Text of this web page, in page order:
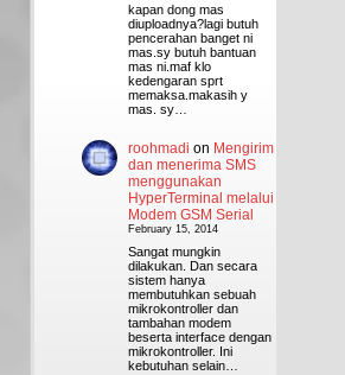
kapan dong mas
diuploadnya?lagi butuh
pencerahan banget ni
mas.sy butuh bantuan
mas ni.maf klo
kedengaran sprt
memaksa.makasih y
mas. sy…
roohmadi on Mengirim
dan menerima SMS
menggunakan
HyperTerminal melalui
Modem GSM Serial
February 15, 2014
Sangat mungkin
dilakukan. Dan secara
sistem hanya
membutuhkan sebuah
mikrokontroller dan
tambahan modem
beserta interface dengan
mikrokontroller. Ini
kebutuhan selain…